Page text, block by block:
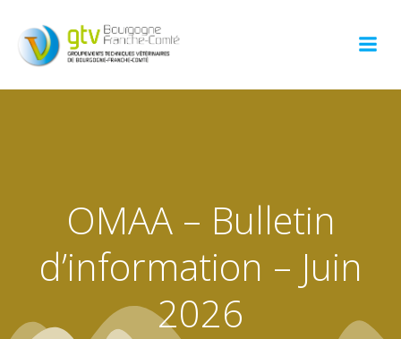
OMAA – Bulletin
d’information – Juin
2026